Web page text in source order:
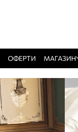
ОФЕРТИ МАГАЗИН